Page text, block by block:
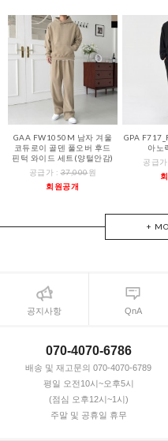
GAA FW1050M 남자 겨울
코듀로이 골덴 풀오버 후드
핀턱 와이드 세트(양털안감)
공급가 :37,000원
회원공개
GPA
아노
공급
+
공지사항 QnA
070-4070-6786
배송 및 재고문의 070-4070-6789
평일 오전10시~오후5시
(점심 오후12시~1시)
주말 및 공휴일 휴무